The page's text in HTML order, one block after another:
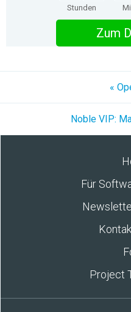
Stunden
Zum
«
Noble VIP:
Für
Project